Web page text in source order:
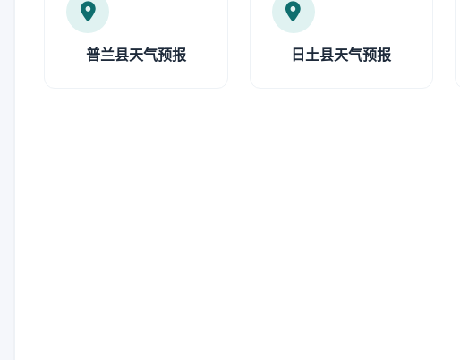
普兰县天气预报 日土县天气预报